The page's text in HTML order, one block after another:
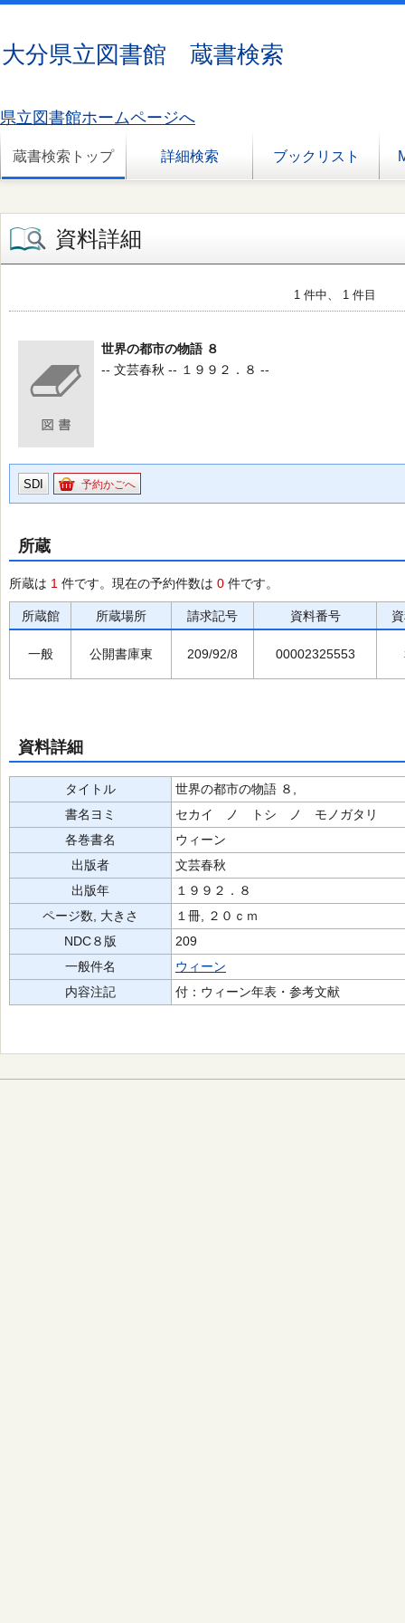
大分県立図書館 蔵書検索
県立図書館ホームページへ
蔵書検索トップ 詳細検索 ブックリスト
資料詳細
1 件中、 1 件目
世界の都市の物語 ８
-- 文芸春秋 -- １９９２．８ --
SDI 予約かごへ
所蔵
所蔵は 1 件です。現在の予約件数は 0 件です。
所蔵館 所蔵場所 請求記号 資料番号
一般 公開書庫東 209/92/8 00002325553
資料詳細
タイトル
世界の都市の物語 ８,
書名ヨミ
セカイ ノ トシ ノ モノガタリ
各巻書名
ウィーン
出版者
文芸春秋
出版年
１９９２．８
ページ数, 大きさ
１冊, ２０ｃｍ
NDC８版
209
一般件名
ウィーン
内容注記
付：ウィーン年表・参考文献